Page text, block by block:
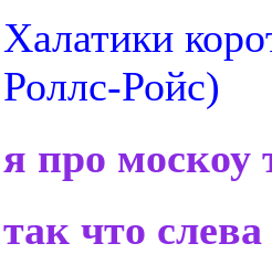
Халатики
Роллс-Ройс)
я про москоу
так что